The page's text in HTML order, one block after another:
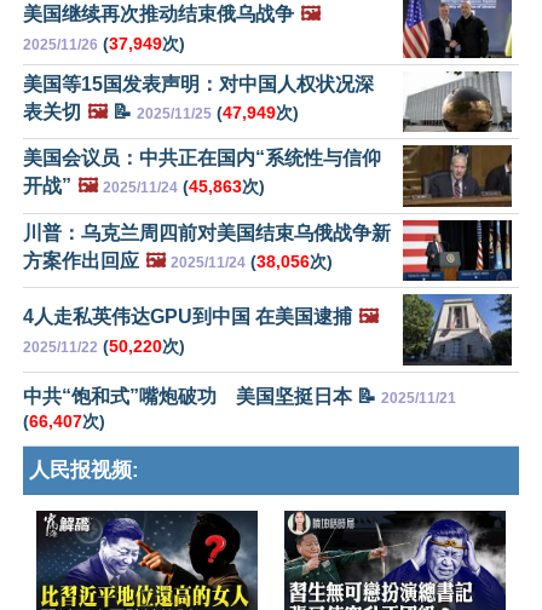
美国继续再次推动结束俄乌战争 🖼️
2025/11/26 (37,949次)
美国等15国发表声明：对中国人权状况深
表关切 🖼️📝 2025/11/25 (47,949次)
美国会议员：中共正在国内“系统性与信仰
开战” 🖼️ 2025/11/24 (45,863次)
川普：乌克兰周四前对美国结束乌俄战争新
方案作出回应 🖼️ 2025/11/24 (38,056次)
4人走私英伟达GPU到中国 在美国逮捕 🖼️
2025/11/22 (50,220次)
中共“饱和式”嘴炮破功 美国坚挺日本 📝 2025/11/21
(66,407次)
人民报视频: